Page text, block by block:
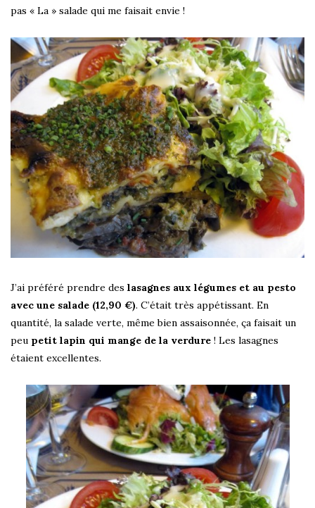
pas « La » salade qui me faisait envie !
J’ai préféré prendre des lasagnes aux légumes et au pesto
avec une salade (12,90 €). C’était très appétissant. En
quantité, la salade verte, même bien assaisonnée, ça faisait un
peu petit lapin qui mange de la verdure ! Les lasagnes
étaient excellentes.